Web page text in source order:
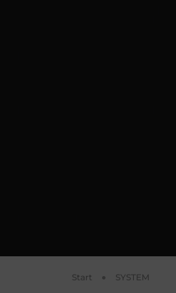
Start SYSTEM